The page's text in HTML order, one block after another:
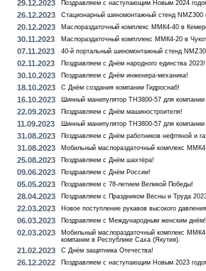
29.12.2023 Поздравляем с наступающим Новым 2024
26.12.2023 Стационарный шиномонтажный стенд NMZ300
20.12.2023 Маслораздаточный комплекс ММК4-40 в
30.11.2023 Маслораздаточный компллекс ММК4-20 в
07.11.2023 40-й портальный шиномонтажный стенд
02.11.2023 Поздравляем с Днём народного единства 2023!
30.10.2023 Поздравляем с Днём инженера-механика!
18.10.2023 С Днём создания компании Гидроснаб!
16.10.2023 Шинный манипулятор TH3800-57 для компании
22.09.2023 Поздравляем с Днём машиностроителя!
11.09.2023 Шинный манипулятор TH3800-57 для компании
31.08.2023 Поздравляем с Днём работников нефтяной и
31.08.2023 Мобильный маслораздаточный комплекс
25.08.2023 Поздравляем с Днём шахтёра!
09.06.2023 Поздравляем с Днём России!
05.05.2023 Поздравляем с 78-летием Великой Победы!
28.04.2023 Поздравляем с Праздником Весны и Труда
22.03.2023 Новое поступление рукавов высокого
06.03.2023 Поздравляем с Международным женским днём!
02.03.2023
Мобильный маслораздаточный комплекс
компании в Республике Саха (Якутия).
21.02.2023 С Днём защитника Отечества!
26.12.2022 Поздравляем с наступающим Новым 2023